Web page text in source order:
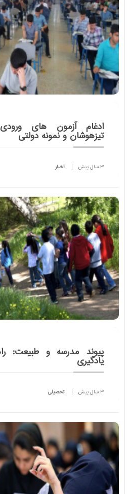
ادغام آزمون های
تیزهوشان و نمونه دولتی
3 سال پیش اخبار
ورودی دبیرستان های دوره دوم
از امسال ادغام و قبل از خرداد
پیوند مدرسه و طبیعت:
یادگیری
3 سال پیش تحصیلی
آموزان در سنین کودکی، ترکیب
و درختان متنوع و به طور کلی
است. چن...